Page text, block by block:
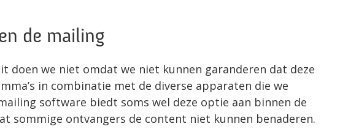
de mailing
doen we niet omdat we niet kunnen garanderen dat deze
in combinatie met de diverse apparaten die we
software biedt soms wel deze optie aan binnen de
sommige ontvangers de content niet kunnen benaderen.